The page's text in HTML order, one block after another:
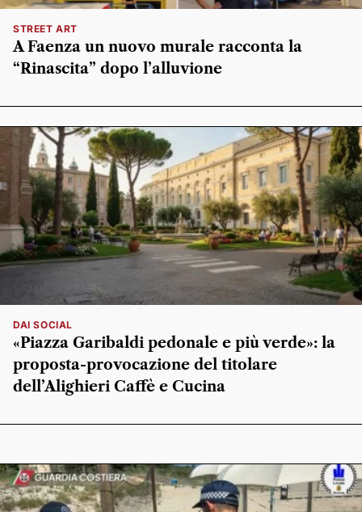
STREET ART
A Faenza un nuovo murale racconta la
“Rinascita” dopo l’alluvione
DAI SOCIAL
«Piazza Garibaldi pedonale e più verde»: la
proposta-provocazione del titolare
dell’Alighieri Caffè e Cucina